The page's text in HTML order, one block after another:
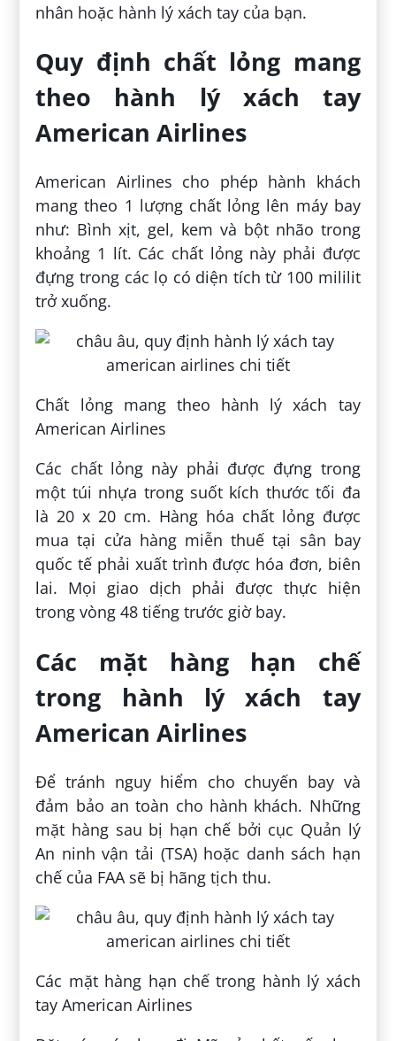
nhân hoặc hành lý xách tay của bạn.
Quy định chất lỏng mang
theo hành lý xách tay
American Airlines
American Airlines cho phép hành khách
mang theo 1 lượng chất lỏng lên máy bay
như: Bình xịt, gel, kem và bột nhão trong
khoảng 1 lít. Các chất lỏng này phải được
đựng trong các lọ có diện tích từ 100 mililit
trở xuống.
Chất lỏng mang theo hành lý xách tay
American Airlines
Các chất lỏng này phải được đựng trong
một túi nhựa trong suốt kích thước tối đa
là 20 x 20 cm. Hàng hóa chất lỏng được
mua tại cửa hàng miễn thuế tại sân bay
quốc tế phải xuất trình được hóa đơn, biên
lai. Mọi giao dịch phải được thực hiện
trong vòng 48 tiếng trước giờ bay.
Các mặt hàng hạn chế
trong hành lý xách tay
American Airlines
Để tránh nguy hiểm cho chuyến bay và
đảm bảo an toàn cho hành khách. Những
mặt hàng sau bị hạn chế bởi cục Quản lý
An ninh vận tải (TSA) hoặc danh sách hạn
chế của FAA sẽ bị hãng tịch thu.
Các mặt hàng hạn chế trong hành lý xách
tay American Airlines